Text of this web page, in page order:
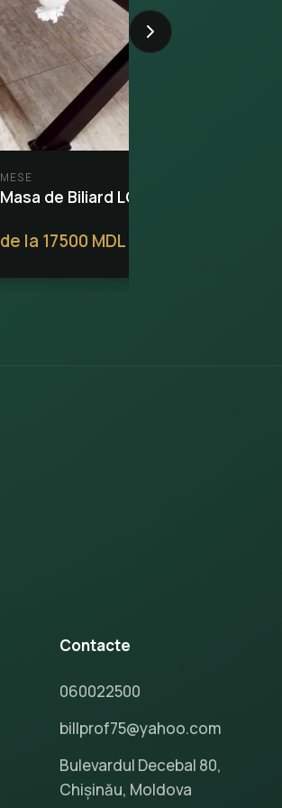
MESE
Masa de Biliard LOFT
de la 17500 MDL
Contacte
060022500
billprof75@yahoo.com
Bulevardul Decebal 80,
Chișinău, Moldova